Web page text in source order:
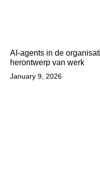
AI-agents in de
herontwerp van werk
January 9, 2026